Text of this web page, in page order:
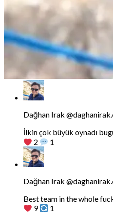
Dağhan
tarafindan
yazilan
gonderiyi
goruntule
Dedesi cumhuriyeti
olmayacaktı da, Allah'ın
eczacısı mı olacaktı?
4
Bluesky'da
Dağhan
Irak
tarafindan
yazilan
gonderiyi
goruntule
Dağhan Irak
İlkin çok büyük oynadı
2
1
Bluesky'da
Dağhan
Irak
tarafindan
yazilan
gonderiyi
goruntule
Dağhan Irak
Best team in the whole
9
1